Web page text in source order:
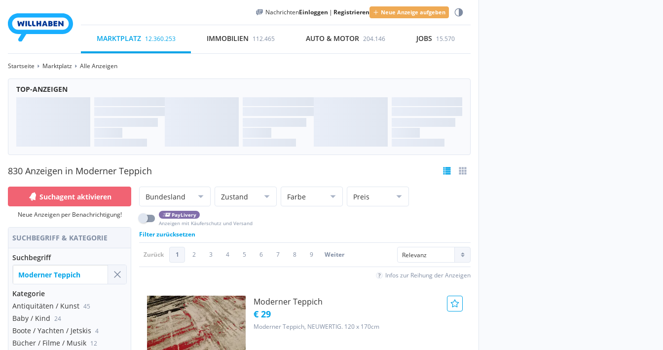
NachrichtenEinloggen | Registrieren Neue Anzeige aufgeben
MARKTPLATZ 12.360.253 IMMOBILIEN 112.465 AUTO & MOTOR 204.146 JOBS 15.570
Startseite Marktplatz Alle Anzeigen
TOP-ANZEIGEN
830 Anzeigen in Moderner Teppich
Suchagent aktivieren
Neue Anzeigen per Benachrichtigung!
SUCHBEGRIFF & KATEGORIE
Suchbegriff
Kategorie
Antiquitäten / Kunst 45
Baby / Kind 24
Boote / Yachten / Jetskis 4
Bücher / Filme / Musik 12
Bundesland Zustand Farbe Preis
PayLivery
Anzeigen mit Käuferschutz und Versand
Filter zurücksetzen
Zurück 1 2 3 4 5 6 7 8 9 Weiter
Infos zur Reihung der Anzeigen
Moderner Teppich
€ 29
Moderner Teppich, NEUWERTIG. 120 x 170cm